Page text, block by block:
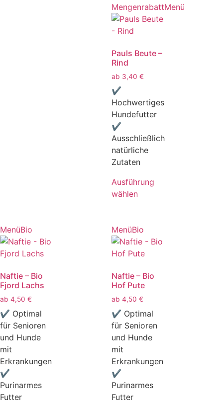
MengenrabattMenü
Pauls Beute –
Rind
ab 3,40 €
✔
Hochwertiges
Hundefutter
✔
Ausschließlich
natürliche
Zutaten
Ausführung
wählen
MenüBio
Naftie – Bio
Fjord Lachs
ab 4,50 €
✔ Optimal
für Senioren
und Hunde
mit
Erkrankungen
✔
Purinarmes
Futter
MenüBio
Naftie – Bio
Hof Pute
ab 4,50 €
✔ Optimal
für Senioren
und Hunde
mit
Erkrankungen
✔
Purinarmes
Futter